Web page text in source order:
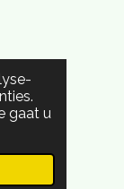
gaat u